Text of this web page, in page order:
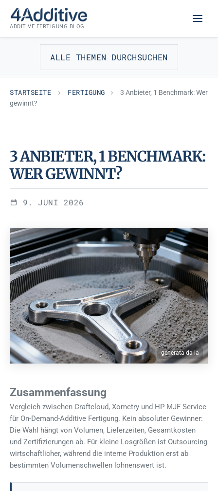
Inhalt
springen
ADDITIVE FERTIGUNG BLOG
ALLE THEMEN DURCHSUCHEN
STARTSEITE FERTIGUNG
3 Anbieter, 1 Benchmark: Wer
gewinnt?
FERTIGUNG
3 ANBIETER, 1 BENCHMARK:
WER GEWINNT?
9. JUNI 2026
generata da ia
Zusammenfassung
Vergleich zwischen Craftcloud, Xometry und HP MJF Service
für On-Demand-Additive Fertigung. Kein absoluter Gewinner:
Die Wahl hängt von Volumen, Lieferzeiten, Gesamtkosten
und Zertifizierungen ab. Für kleine Losgrößen ist Outsourcing
wirtschaftlicher, während die interne Produktion erst ab
bestimmten Volumenschwellen lohnenswert ist.